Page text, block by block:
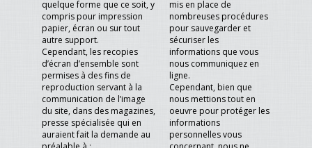
quelque forme que ce soit, y
compris pour impression
papier, écran ou sur tout
autre support.
Cependant, les recopies
d’écran d’ensemble sont
permises à des fins de
reproduction servant à la
communication de l’image
du site, dans des magazines,
presse spécialisée qui en
auraient fait la demande au
mis en place de
nombreuses procédures
pour sauvegarder et
sécuriser les
informations que vous
nous communiquez en
ligne.
Cependant, bien que
nous mettions tout en
oeuvre pour protéger les
informations
personnelles vous